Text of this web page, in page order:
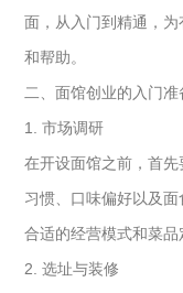
面，从入门到精通，
和帮助。
二、面馆创业的入门准
1. 市场调研
在开设面馆之前，首
习惯、口味偏好以及
合适的经营模式和菜品
2. 选址与装修